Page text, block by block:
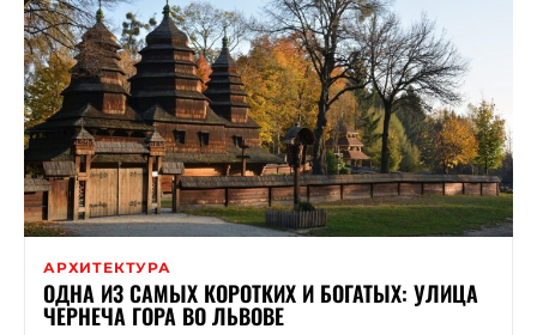
АРХИТЕКТУРА
ОДНА ИЗ САМЫХ КОРОТКИХ И БОГАТЫХ: УЛИЦА
ЧЕРНЕЧА ГОРА ВО ЛЬВОВЕ